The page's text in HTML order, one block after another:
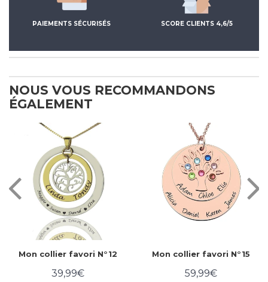
PAIEMENTS SÉCURISÉS SCORE CLIENTS 4,6/5
NOUS VOUS RECOMMANDONS
ÉGALEMENT
Mon collier favori N°12
Prix
39,99€39,99€
Mon collier favori N°15
Prix
59,99€